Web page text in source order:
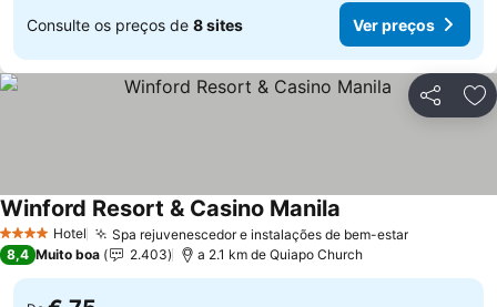
Consulte os preços de 8 sites Ver preços
Partilhar
4 EstrelasHotel Spa rejuvenescedor e instalações de bem-estar
Winford Resort & Casino Manila
8,4 Muito boa 2.403 a 2.1 km de Quiapo Church